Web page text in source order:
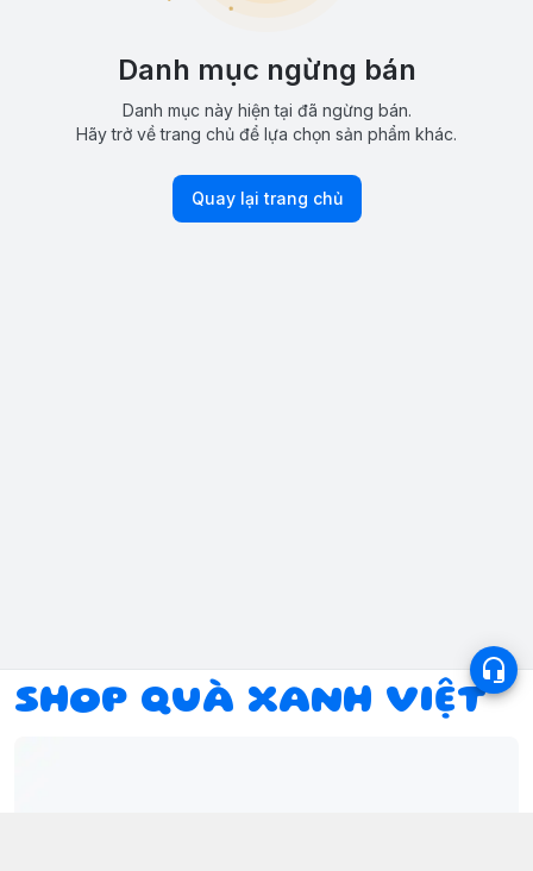
Danh mục ngừng bán
Danh mục này hiện tại đã ngừng bán.
Hãy trở về trang chủ để lựa chọn sản phẩm khác.
Quay lại trang chủ
SHOP QUÀ XANH VIỆT